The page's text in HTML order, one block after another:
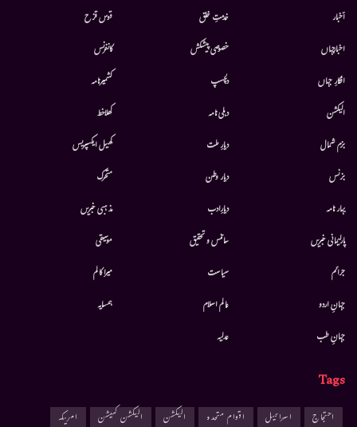
أخبار
اخبارجہاں
افکارِ جہاں
الیکشن
بزم شمال
بزنس
بہار نامہ
پارلیمانی خبریں
جرائم
جہانِ اردو
جہانِ طب
خدمتِ خلق
خصوصی پیشکش
دلچسپ
دہلی نامہ
دیارِ ملت
دیار وطن
دیارِادب
سائنس و تحقیق
سیاست
عالم اسلام
عدلیہ
قوس قزح
کانفرنس
کشمیرنامہ
کھلاخط
کھیل ایکسپریس
متحرك
مذہبی خبریں
موسيقى
میرا کالم
ہمسایہ
Tags
احتجاج اسرائیل اقوام متحدہ الیکشن الیکشن کمیشن امریکہ